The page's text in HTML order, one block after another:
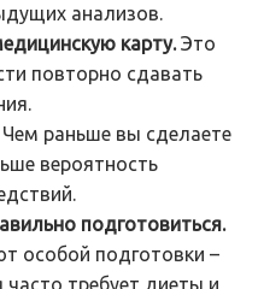
анализов.
карту.Это
повторно сдавать
раньше вы сделаете
вероятность
подготовиться.
особой подготовки –
требует диеты и